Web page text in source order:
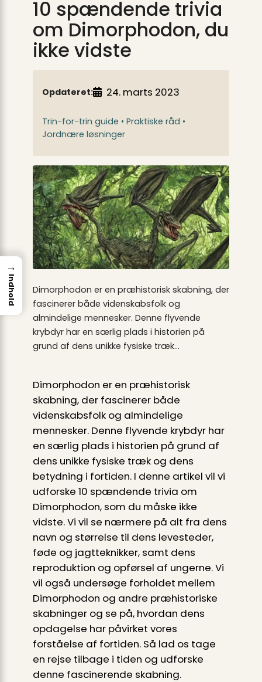
10 spændende trivia
om Dimorphodon, du
ikke vidste
Opdateret: 24. marts 2023
Trin-for-trin guide • Praktiske råd •
Jordnære løsninger
Dimorphodon er en præhistorisk skabning, der
fascinerer både videnskabsfolk og
almindelige mennesker. Denne flyvende
krybdyr har en særlig plads i historien på
grund af dens unikke fysiske træk…
Dimorphodon er en præhistorisk
skabning, der fascinerer både
videnskabsfolk og almindelige
mennesker. Denne flyvende krybdyr har
en særlig plads i historien på grund af
dens unikke fysiske træk og dens
betydning i fortiden. I denne artikel vil vi
udforske 10 spændende trivia om
Dimorphodon, som du måske ikke
vidste. Vi vil se nærmere på alt fra dens
navn og størrelse til dens levesteder,
føde og jagtteknikker, samt dens
reproduktion og opførsel af ungerne. Vi
vil også undersøge forholdet mellem
Dimorphodon og andre præhistoriske
skabninger og se på, hvordan dens
opdagelse har påvirket vores
forståelse af fortiden. Så lad os tage
en rejse tilbage i tiden og udforske
denne fascinerende skabning.
→
Indhold